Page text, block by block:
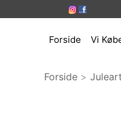
Forside Vi
Forside >